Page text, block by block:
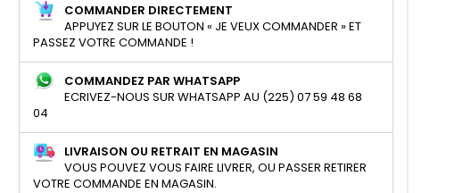
COMMANDER DIRECTEMENT
APPUYEZ SUR LE BOUTON « JE VEUX COMMANDER » ET
PASSEZ VOTRE COMMANDE !
COMMANDEZ PAR WHATSAPP
ECRIVEZ-NOUS SUR WHATSAPP AU (225) 07 59 48 68
04
LIVRAISON OU RETRAIT EN MAGASIN
VOUS POUVEZ VOUS FAIRE LIVRER, OU PASSER RETIRER
VOTRE COMMANDE EN MAGASIN.